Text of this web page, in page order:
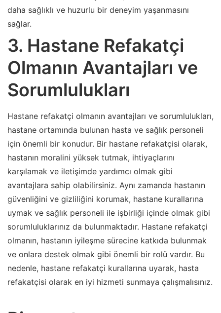
daha sağlıklı ve huzurlu bir deneyim yaşanmasını
sağlar.
3. Hastane Refakatçi
Olmanın Avantajları ve
Sorumlulukları
Hastane refakatçi olmanın avantajları ve sorumlulukları,
hastane ortamında bulunan hasta ve sağlık personeli
için önemli bir konudur. Bir hastane refakatçisi olarak,
hastanın moralini yüksek tutmak, ihtiyaçlarını
karşılamak ve iletişimde yardımcı olmak gibi
avantajlara sahip olabilirsiniz. Aynı zamanda hastanın
güvenliğini ve gizliliğini korumak, hastane kurallarına
uymak ve sağlık personeli ile işbirliği içinde olmak gibi
sorumluluklarınız da bulunmaktadır. Hastane refakatçi
olmanın, hastanın iyileşme sürecine katkıda bulunmak
ve onlara destek olmak gibi önemli bir rolü vardır. Bu
nedenle, hastane refakatçi kurallarına uyarak, hasta
refakatçisi olarak en iyi hizmeti sunmaya çalışmalısınız.